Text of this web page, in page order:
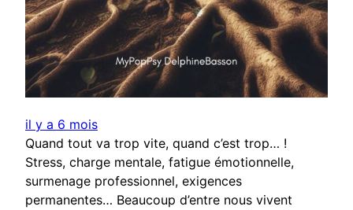
il y a 6 mois
Quand tout va trop vite, quand c’est trop… !
Stress, charge mentale, fatigue émotionnelle,
surmenage professionnel, exigences
permanentes… Beaucoup d’entre nous vivent